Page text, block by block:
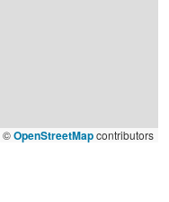
©OpenStreetMapcontributors